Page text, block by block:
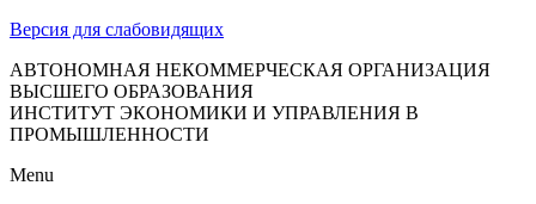
Версия для слабовидящих
АВТОНОМНАЯ НЕКОММЕРЧЕСКАЯ ОРГАНИЗАЦИЯ
ВЫСШЕГО ОБРАЗОВАНИЯ
ИНСТИТУТ ЭКОНОМИКИ И УПРАВЛЕНИЯ В
ПРОМЫШЛЕННОСТИ
Menu